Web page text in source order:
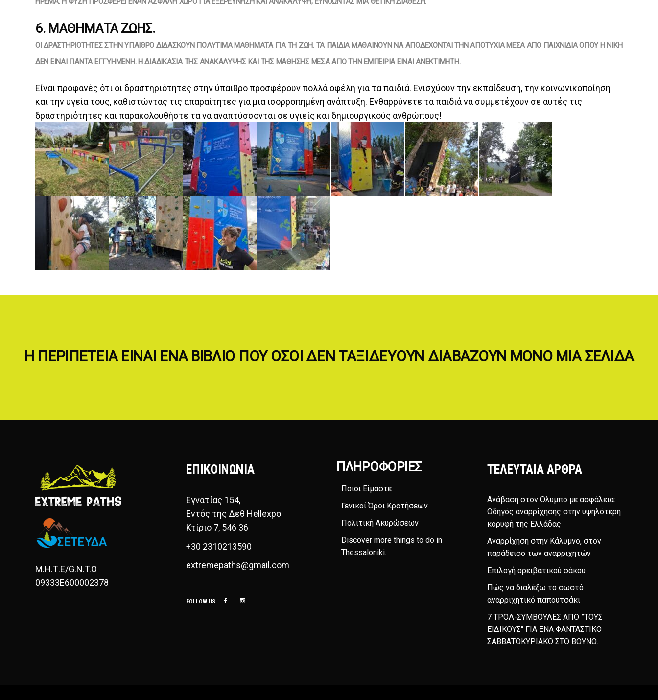
6. ΜΑΘΉΜΑΤΑ ΖΩΉΣ.
ΟΙ ΔΡΑΣΤΗΡΙΌΤΗΤΕΣ ΣΤΗΝ ΎΠΑΙΘΡΟ ΔΙΔΆΣΚΟΥΝ ΠΟΛΎΤΙΜΑ ΜΑΘΉΜΑΤΑ ΓΙΑ ΤΗ ΖΩΉ. ΤΑ ΠΑΙΔΙΆ ΜΑΘΑΊΝΟΥΝ ΝΑ ΑΠΟΔΈΧΟΝΤΑΙ ΤΗΝ ΑΠΟΤΥΧΊΑ ΜΈΣΑ ΑΠΌ ΠΑΙΧΝΊΔΙΑ ΌΠΟΥ Η ΝΊΚΗ
ΔΕΝ ΕΊΝΑΙ ΠΆΝΤΑ ΕΓΓΥΗΜΈΝΗ. Η ΔΙΑΔΙΚΑΣΊΑ ΤΗΣ ΑΝΑΚΆΛΥΨΗΣ ΚΑΙ ΤΗΣ ΜΆΘΗΣΗΣ ΜΈΣΑ ΑΠΌ ΤΗΝ ΕΜΠΕΙΡΊΑ ΕΊΝΑΙ ΑΝΕΚΤΊΜΗΤΗ.
Είναι προφανές ότι οι δραστηριότητες στην ύπαιθρο προσφέρουν πολλά οφέλη για τα παιδιά. Ενισχύουν την εκπαίδευση, την κοινωνικοποίηση
και την υγεία τους, καθιστώντας τις απαραίτητες για μια ισορροπημένη ανάπτυξη. Ενθαρρύνετε τα παιδιά να συμμετέχουν σε αυτές τις
δραστηριότητες και παρακολουθήστε τα να αναπτύσσονται σε υγιείς και δημιουργικούς ανθρώπους!
Η ΠΕΡΙΠΕΤΕΙΑ ΕΙΝΑΙ ΕΝΑ ΒΙΒΛΙΟ ΠΟΥ ΟΣΟΙ ΔΕΝ ΤΑΞΙΔΕΥΟΥΝ ΔΙΑΒΑΖΟΥΝ ΜΟΝΟ ΜΙΑ ΣΕΛΙΔΑ
Μ.Η.Τ.Ε/G.N.T.O
09333E600002378
ΕΠΙΚΟΙΝΩΝΙΑ
Εγνατίας 154,
Εντός της Δεθ Hellexpo
Κτίριο 7, 546 36
+30 2310213590
extremepaths@gmail.com
FOLLOW US
ΠΛΗΡΟΦΟΡΊΕΣ
Ποιοι Είμαστε
Γενικοί Όροι Κρατήσεων
Πολιτική Ακυρώσεων
Discover more things to do in
Thessaloniki.
ΤΕΛΕΥΤΑΊΑ ΆΡΘΡΑ
Ανάβαση στον Όλυμπο με ασφάλεια:
Οδηγός αναρρίχησης στην υψηλότερη
κορυφή της Ελλάδας
Αναρρίχηση στην Κάλυμνο, στον
παράδεισο των αναρριχητών
Επιλογή ορειβατικού σάκου
Πώς να διαλέξω το σωστό
αναρριχητικό παπουτσάκι
7 ΤΡΟΛ-ΣΥΜΒΟΥΛΕΣ ΑΠΟ ”ΤΟΥΣ
ΕΙΔΙΚΟΥΣ“ ΓΙΑ ΕΝΑ ΦΑΝΤΑΣΤΙΚΟ
ΣΑΒΒΑΤΟΚΥΡΙΑΚΟ ΣΤΟ ΒΟΥΝΟ.